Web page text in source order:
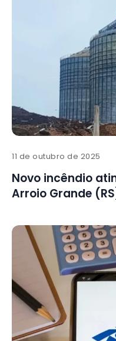
11 de outubro de 2025
Novo incêndio
Arroio Grande